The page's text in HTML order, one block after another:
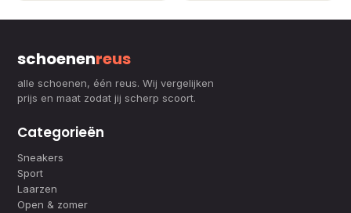
schoenenreus
alle schoenen, één reus. Wij vergelijken
prijs en maat zodat jij scherp scoort.
Categorieën
Sneakers
Sport
Laarzen
Open & zomer